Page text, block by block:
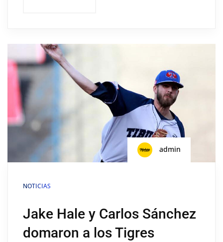
admin
NOTICIAS
Jake Hale y Carlos Sánchez
domaron a los Tigres